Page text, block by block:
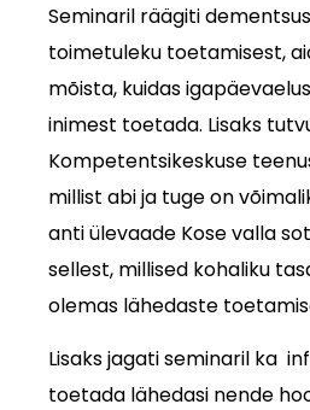
Seminaril räägiti
toimetuleku toetamisest,
mõista, kuidas
inimest toetada. Lisaks
Kompetentsikeskuse
millist abi ja tuge on
anti ülevaade Kose valla
sellest, millised kohaliku
olemas lähedaste
Lisaks jagati seminaril ka
toetada lähedasi nende